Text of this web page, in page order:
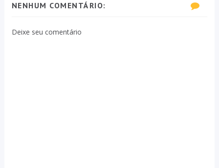
NENHUM COMENTÁRIO:
Deixe seu comentário